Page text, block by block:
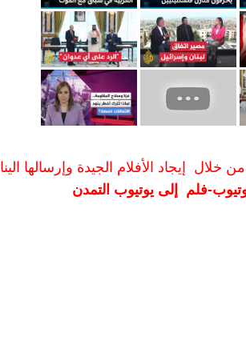
خلال إيجاد الأفلام الجيدة وإرسالها الينا
فلم إلى يوتيوب التمدن